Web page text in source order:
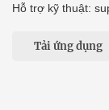
Hỗ trợ kỹ thuật:
Tải ứng dụng